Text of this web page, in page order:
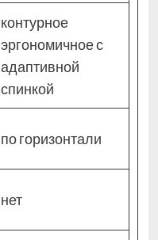
контурное
эргономичное с
адаптивной
спинкой
по горизонтали
нет